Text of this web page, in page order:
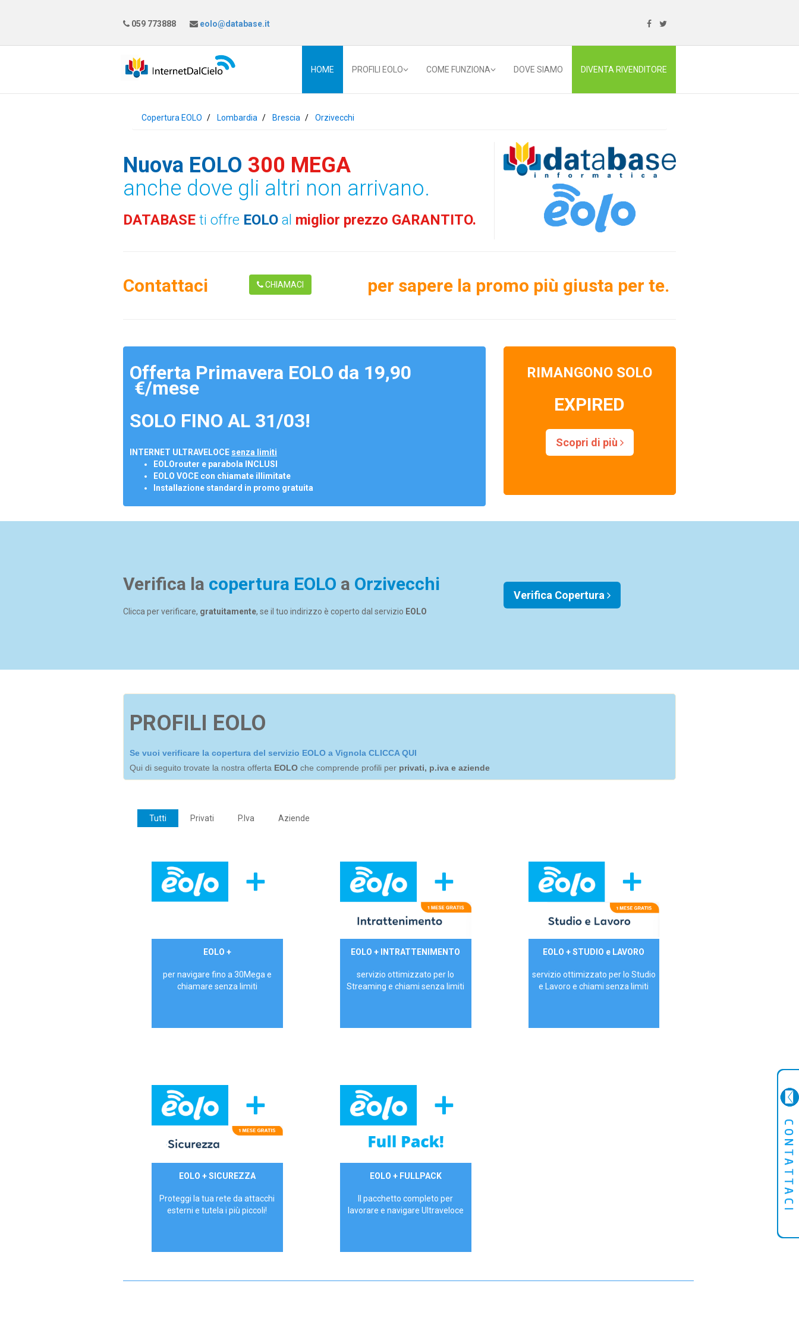
059 773888 eolo@database.it
HOME PROFILI EOLO COME FUNZIONA DOVE SIAMO DIVENTA RIVENDITORE
Copertura EOLO Lombardia Brescia Orzivecchi
Nuova EOLO 300 MEGA
anche dove gli altri non arrivano.
DATABASE ti offre EOLO al miglior prezzo GARANTITO.
Contattaci CHIAMACI per sapere la promo più giusta per te.
Offerta Primavera EOLO da 19,90
€/mese
SOLO FINO AL 31/03!
INTERNET ULTRAVELOCE senza limiti
EOLOrouter e parabola INCLUSI
EOLO VOCE con chiamate illimitate
Installazione standard in promo gratuita
RIMANGONO SOLO
EXPIRED
Scopri di più
Verifica la copertura EOLO a Orzivecchi
Clicca per verificare, gratuitamente, se il tuo indirizzo è coperto dal servizio EOLO
Verifica Copertura
PROFILI EOLO
Se vuoi verificare la copertura del servizio EOLO a Vignola CLICCA QUI
Qui di seguito trovate la nostra offerta EOLO che comprende profili per privati, p.iva e aziende
Tutti Privati P.Iva Aziende
€ 24,90/meseEOLO +
per navigare fino a 30Mega e
chiamare senza limiti
29,90€/mese
EOLO + INTRATTENIMENTO
servizio ottimizzato per lo
Streaming e chiami senza limiti
29,90€/mese
EOLO + STUDIO e LAVORO
servizio ottimizzato per lo Studio
e Lavoro e chiami senza limiti
29,90€/mese
EOLO + SICUREZZA
Proteggi la tua rete da attacchi
esterni e tutela i più piccoli!
34,90 €/meseEOLO + FULLPACK
Il pacchetto completo per
lavorare e navigare Ultraveloce